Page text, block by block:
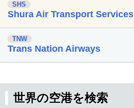
SHS
Shura Air Transport Services
TNW
Trans Nation Airways
世界の空港を検索